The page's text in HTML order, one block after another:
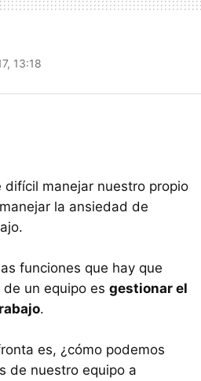
13:18
difícil manejar nuestro propio
la ansiedad de
funciones que hay que
un equipo es gestionar el
.
es, ¿cómo podemos
de nuestro equipo a